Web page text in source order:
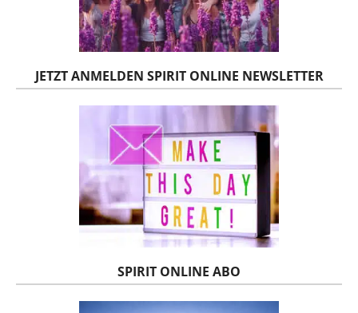
JETZT ANMELDEN SPIRIT ONLINE NEWSLETTER
SPIRIT ONLINE ABO